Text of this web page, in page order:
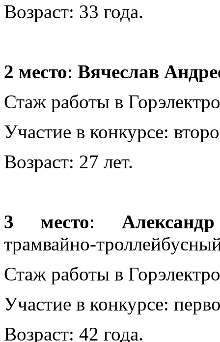
Возраст: 33 года.
2 место: Вячеслав
Стаж работы в
Участие в конкурсе:
Возраст: 27 лет.
3 место:
трамвайно-
Стаж работы в
Участие в конкурсе:
Возраст: 42 года.